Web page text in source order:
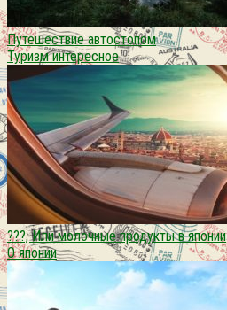
Путешествие автостопом
Туризм интересное
???, Или молочные продукты в японии
О японии